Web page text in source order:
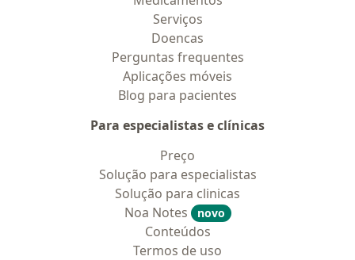
Serviços
Doencas
Perguntas frequentes
Aplicações móveis
Blog para pacientes
Para especialistas e clínicas
Preço
Solução para especialistas
Solução para clinicas
Noa Notes
novo
Conteúdos
Termos de uso